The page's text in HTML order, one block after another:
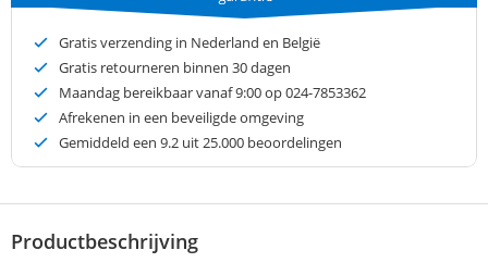
Gratis verzending in Nederland en België
Gratis retourneren binnen 30 dagen
Maandag bereikbaar vanaf 9:00 op 024-7853362
Afrekenen in een beveiligde omgeving
Gemiddeld een 9.2 uit 25.000 beoordelingen
Productbeschrijving